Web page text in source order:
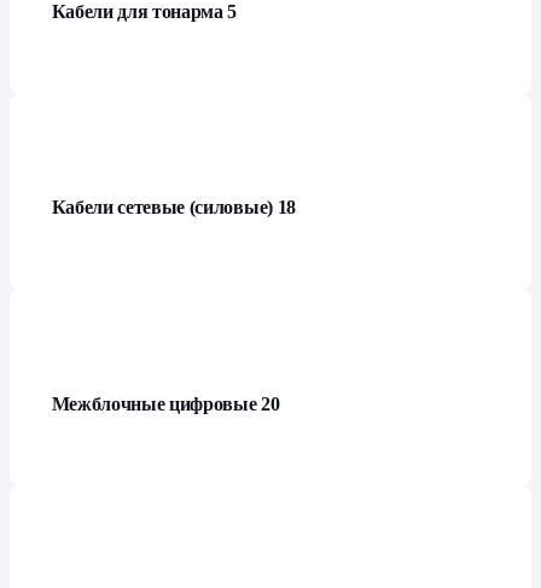
Кабели для тонарма5
Кабели сетевые (силовые) 18
Межблочные цифровые20